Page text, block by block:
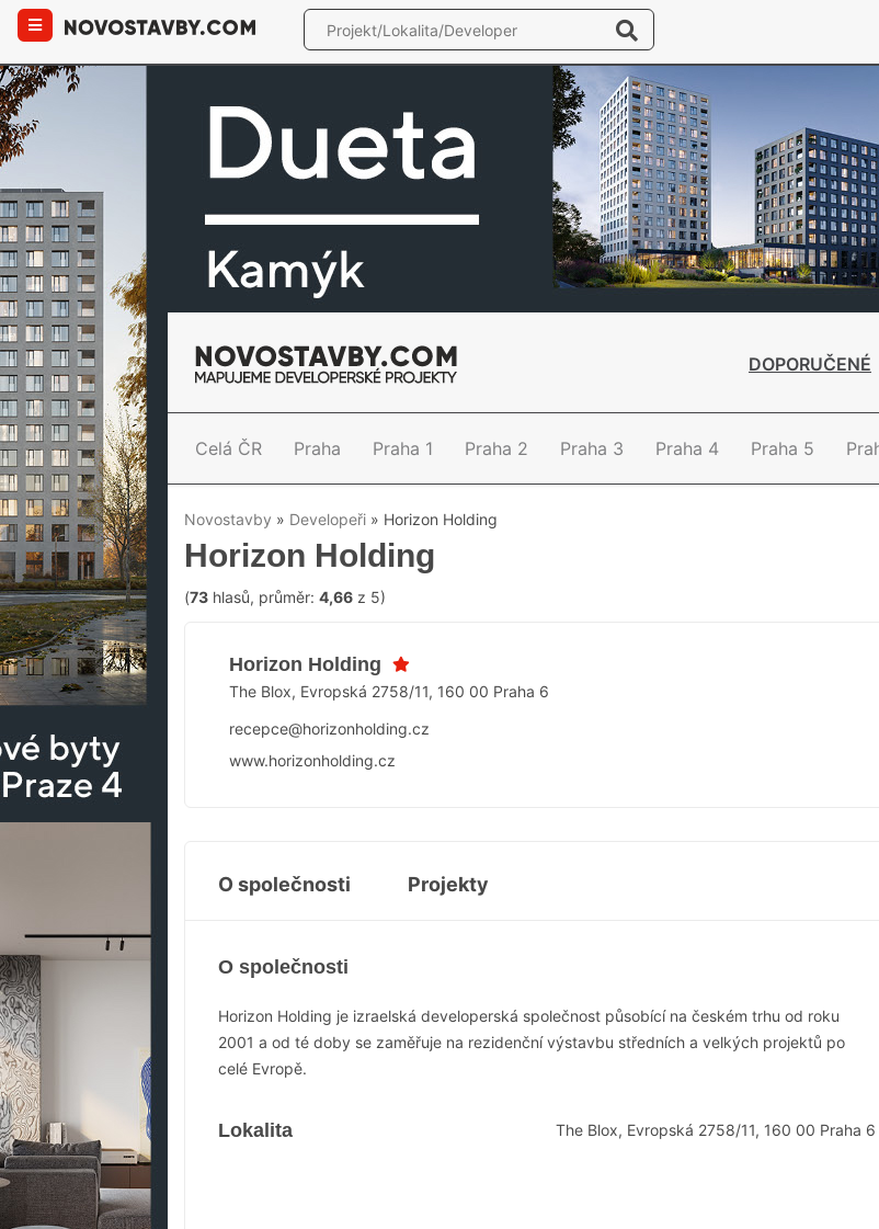
DOPORUČENÉ
Celá ČR Praha Praha 1 Praha 2 Praha 3 Praha 4 Praha 5
Novostavby » Developeři » Horizon Holding
Horizon Holding
(73 hlasů, průměr: 4,66 z 5)
Horizon Holding
The Blox, Evropská 2758/11, 160 00 Praha 6
recepce@horizonholding.cz
www.horizonholding.cz
O společnosti Projekty
O společnosti
Horizon Holding je izraelská developerská společnost působící na českém trhu od roku
2001 a od té doby se zaměřuje na rezidenční výstavbu středních a velkých projektů po
celé Evropě.
Lokalita The Blox, Evropská 2758/11, 160 00 Praha 6